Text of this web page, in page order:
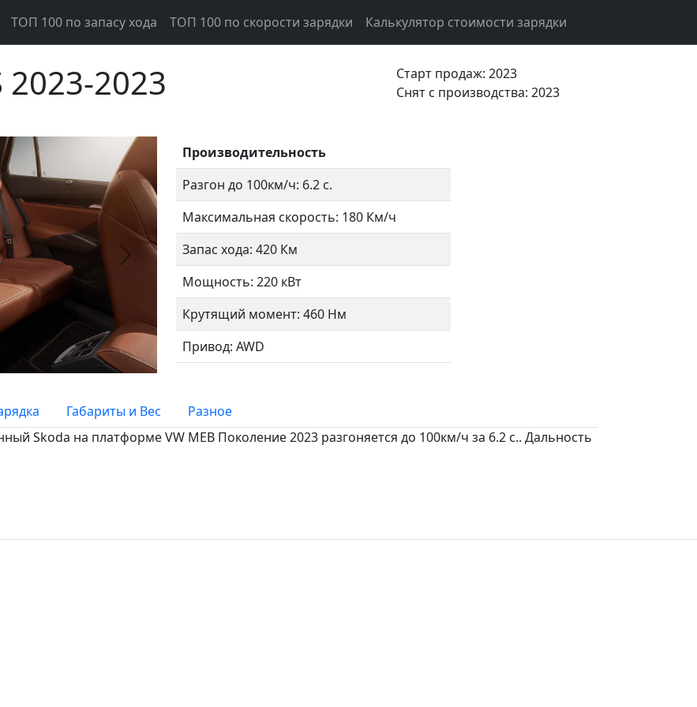
ТОП 100 по запасу хода ТОП 100 по скорости зарядки Калькулятор стоимости зарядки
2023-2023
Старт продаж: 2023
Cнят с производства: 2023
Следующий
Производительность
Разгон до 100км/ч: 6.2 с.
Максимальная скорость: 180 Км/ч
Запас хода: 420 Км
Мощность: 220 кВт
Крутящий момент: 460 Нм
Привод: AWD
Габариты и Вес
Разное
Skoda на платформе VW MEB Поколение 2023 разгоняется до 100км/ч за 6.2 c.. Дальность